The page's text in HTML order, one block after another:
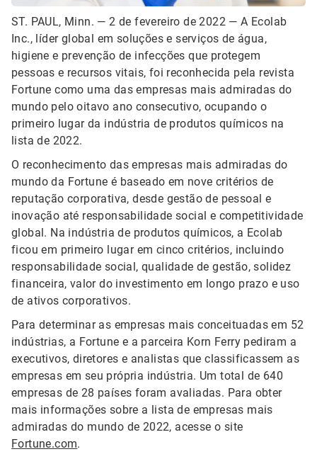
ST. PAUL, Minn. — 2 de fevereiro de 2022 — A Ecolab
Inc., líder global em soluções e serviços de água,
higiene e prevenção de infecções que protegem
pessoas e recursos vitais, foi reconhecida pela revista
Fortune como uma das empresas mais admiradas do
mundo pelo oitavo ano consecutivo, ocupando o
primeiro lugar da indústria de produtos químicos na
lista de 2022.
O reconhecimento das empresas mais admiradas do
mundo da Fortune é baseado em nove critérios de
reputação corporativa, desde gestão de pessoal e
inovação até responsabilidade social e competitividade
global. Na indústria de produtos químicos, a Ecolab
ficou em primeiro lugar em cinco critérios, incluindo
responsabilidade social, qualidade de gestão, solidez
financeira, valor do investimento em longo prazo e uso
de ativos corporativos.
Para determinar as empresas mais conceituadas em 52
indústrias, a Fortune e a parceira Korn Ferry pediram a
executivos, diretores e analistas que classificassem as
empresas em seu própria indústria. Um total de 640
empresas de 28 países foram avaliadas. Para obter
mais informações sobre a lista de empresas mais
admiradas do mundo de 2022, acesse o site
Fortune.com.